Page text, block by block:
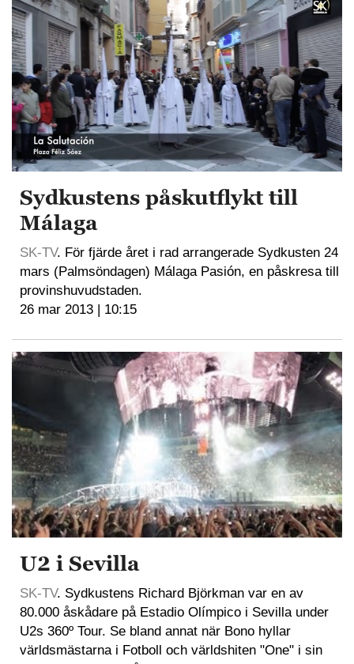
Sydkustens påskutflykt till
Málaga
SK-TV. För fjärde året i rad arrangerade Sydkusten 24
mars (Palmsöndagen) Málaga Pasión, en påskresa till
provinshuvudstaden.
26 mar 2013 | 10:15
U2 i Sevilla
SK-TV. Sydkustens Richard Björkman var en av
80.000 åskådare på Estadio Olímpico i Sevilla under
U2s 360º Tour. Se bland annat när Bono hyllar
världsmästarna i Fotboll och världshiten "One" i sin